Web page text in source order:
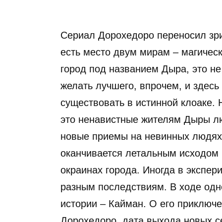
Сериал Дорохедоро переносил
есть место двум мирам –
город под названием Дыра, это
желать лучшего, впрочем, и
существовать в истинной
это ненавистные жителям Дыры
новые приемы на невинных
оканчивается летальным
окраинах города. Иногда в
разным последствиям. В ходе
истории – Кайман. О его